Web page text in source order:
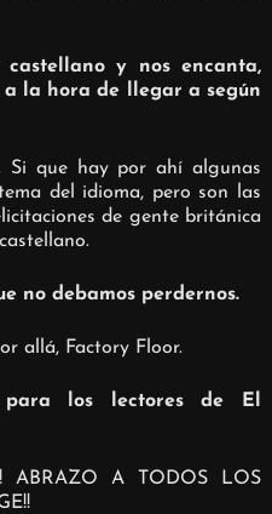
castellano y nos encanta,
la hora de llegar a según
Si que hay por ahí algunas
del idioma, pero son las
de gente británica
no debamos perdernos.
allá, Factory Floor.
para los lectores de El
ABRAZO A TODOS LOS